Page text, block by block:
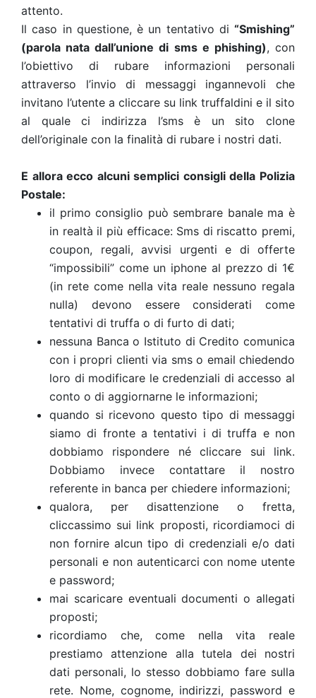
attento.
Il caso in questione, è un tentativo di “Smishing”
(parola nata dall’unione di sms e phishing), con
l’obiettivo di rubare informazioni personali
attraverso l’invio di messaggi ingannevoli che
invitano l’utente a cliccare su link truffaldini e il sito
al quale ci indirizza l’sms è un sito clone
dell’originale con la finalità di rubare i nostri dati.
E allora ecco alcuni semplici consigli della Polizia
Postale:
il primo consiglio può sembrare banale ma è
in realtà il più efficace: Sms di riscatto premi,
coupon, regali, avvisi urgenti e di offerte
“impossibili” come un iphone al prezzo di 1€
(in rete come nella vita reale nessuno regala
nulla) devono essere considerati come
tentativi di truffa o di furto di dati;
nessuna Banca o Istituto di Credito comunica
con i propri clienti via sms o email chiedendo
loro di modificare le credenziali di accesso al
conto o di aggiornarne le informazioni;
quando si ricevono questo tipo di messaggi
siamo di fronte a tentativi i di truffa e non
dobbiamo rispondere né cliccare sui link.
Dobbiamo invece contattare il nostro
referente in banca per chiedere informazioni;
qualora, per disattenzione o fretta,
cliccassimo sui link proposti, ricordiamoci di
non fornire alcun tipo di credenziali e/o dati
personali e non autenticarci con nome utente
e password;
mai scaricare eventuali documenti o allegati
proposti;
ricordiamo che, come nella vita reale
prestiamo attenzione alla tutela dei nostri
dati personali, lo stesso dobbiamo fare sulla
rete. Nome, cognome, indirizzi, password e